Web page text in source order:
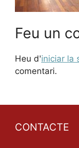
Feu un
Heu d'iniciar la
comentari.
CONTACTE